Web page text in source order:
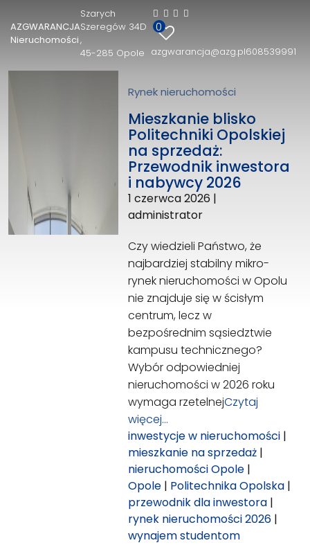
AZGWARANCJA
Nieruchomości
Szarych
Szeregów 34D
45-285 Opole
0
azgwarancja@azg.pl608539991
AZGWARANCJA Nieruchomości
Szarych Szeregów 34D
45-285 Opole
Rynek nieruchomości
Mieszkanie blisko
Politechniki Opolskiej
na sprzedaż:
Przewodnik inwestora
i nabywcy 2026
1 czerwca 2026 |
administrator
Czy wiedzieli Państwo, że
najbardziej stabilny mikro-
rynek nieruchomości w Opolu
nie znajduje się w ścisłym
centrum, lecz w
bezpośrednim sąsiedztwie
kampusu technicznego?
Wybór odpowiedniej
nieruchomości w 2026 roku
wymaga rzetelnejCzytaj
więcej…
inwestycje w nieruchomości |
mieszkanie na sprzedaż |
nieruchomości Opole |
Opole | Politechnika Opolska |
przewodnik dla inwestora |
rynek nieruchomości 2026 |
wynajem studentom